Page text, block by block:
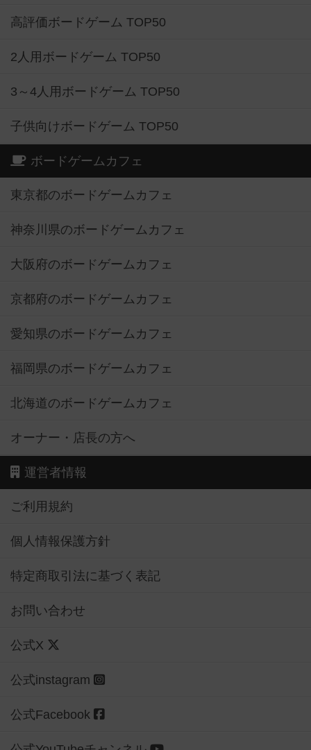
高評価ボードゲーム TOP50
2人用ボードゲーム TOP50
3～4人用ボードゲーム TOP50
子供向けボードゲーム TOP50
ボードゲームカフェ
東京都のボードゲームカフェ
神奈川県のボードゲームカフェ
大阪府のボードゲームカフェ
京都府のボードゲームカフェ
愛知県のボードゲームカフェ
福岡県のボードゲームカフェ
北海道のボードゲームカフェ
オーナー・店長の方へ
運営者情報
ご利用規約
個人情報保護方針
特定商取引法に基づく表記
お問い合わせ
公式X
公式instagram
公式Facebook